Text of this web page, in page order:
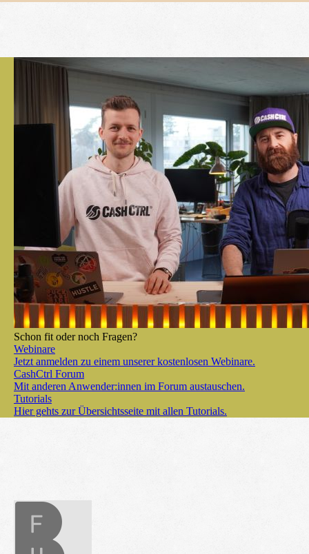
Schon fit oder noch Fragen?
Webinare
Jetzt anmelden zu einem unserer kostenlosen Webinare.
CashCtrl Forum
Mit anderen Anwender:innen im Forum austauschen.
Tutorials
Hier gehts zur Übersichtsseite mit allen Tutorials.